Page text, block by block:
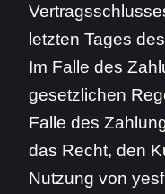
letzten Tages
Im Falle des
gesetzlichen
Falle des
das Recht, den
Nutzung von